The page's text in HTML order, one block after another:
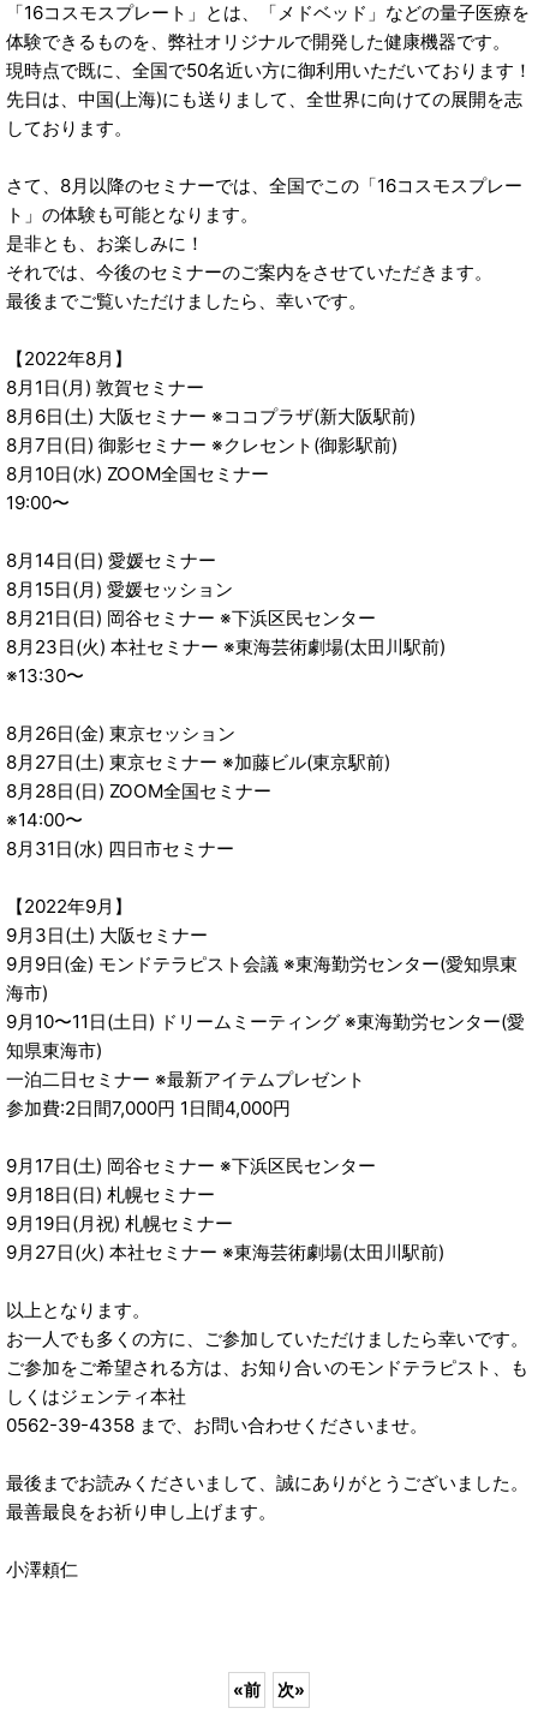
「16コスモスプレート」とは、「メドベッド」などの量子医療を
体験できるものを、弊社オリジナルで開発した健康機器です。
現時点で既に、全国で50名近い方に御利用いただいております！
先日は、中国(上海)にも送りまして、全世界に向けての展開を志
しております。
さて、8月以降のセミナーでは、全国でこの「16コスモスプレー
ト」の体験も可能となります。
是非とも、お楽しみに！
それでは、今後のセミナーのご案内をさせていただきます。
最後までご覧いただけましたら、幸いです。
【2022年8月】
8月1日(月) 敦賀セミナー
8月6日(土) 大阪セミナー ※ココプラザ(新大阪駅前)
8月7日(日) 御影セミナー ※クレセント(御影駅前)
8月10日(水) ZOOM全国セミナー
19:00〜
8月14日(日) 愛媛セミナー
8月15日(月) 愛媛セッション
8月21日(日) 岡谷セミナー ※下浜区民センター
8月23日(火) 本社セミナー ※東海芸術劇場(太田川駅前)
※13:30〜
8月26日(金) 東京セッション
8月27日(土) 東京セミナー ※加藤ビル(東京駅前)
8月28日(日) ZOOM全国セミナー
※14:00〜
8月31日(水) 四日市セミナー
【2022年9月】
9月3日(土) 大阪セミナー
9月9日(金) モンドテラピスト会議 ※東海勤労センター(愛知県東
海市)
9月10〜11日(土日) ドリームミーティング ※東海勤労センター(愛
知県東海市)
一泊二日セミナー ※最新アイテムプレゼント
参加費:2日間7,000円 1日間4,000円
9月17日(土) 岡谷セミナー ※下浜区民センター
9月18日(日) 札幌セミナー
9月19日(月祝) 札幌セミナー
9月27日(火) 本社セミナー ※東海芸術劇場(太田川駅前)
以上となります。
お一人でも多くの方に、ご参加していただけましたら幸いです。
ご参加をご希望される方は、お知り合いのモンドテラピスト、も
しくはジェンティ本社
0562-39-4358 まで、お問い合わせくださいませ。
最後までお読みくださいまして、誠にありがとうございました。
最善最良をお祈り申し上げます。
小澤頼仁
«前 次»